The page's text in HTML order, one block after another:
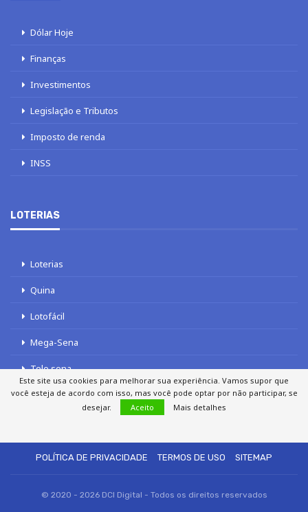
Dólar Hoje
Finanças
Investimentos
Legislação e Tributos
Imposto de renda
INSS
LOTERIAS
Loterias
Quina
Lotofácil
Mega-Sena
Tele sena
POLÍTICA DE PRIVACIDADE
TERMOS DE USO SITEMAP
© 2020 - 2026 DCI Digital - Todos os direitos reservados
Este site usa cookies para melhorar sua experiência. Vamos supor que
você esteja de acordo com isso, mas você pode optar por não participar, se
desejar.
Aceito Mais detalhes